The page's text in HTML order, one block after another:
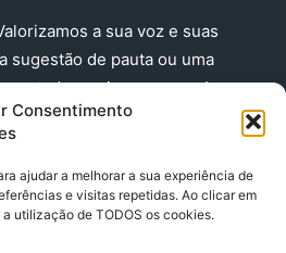
Consentimento
ajudar a melhorar a sua experiência de
e visitas repetidas. Ao clicar em
utilização de TODOS os cookies.
a sua voz e suas
sugestão de pauta ou uma
envie-nos agora!